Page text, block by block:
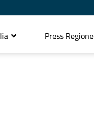
Press Regione